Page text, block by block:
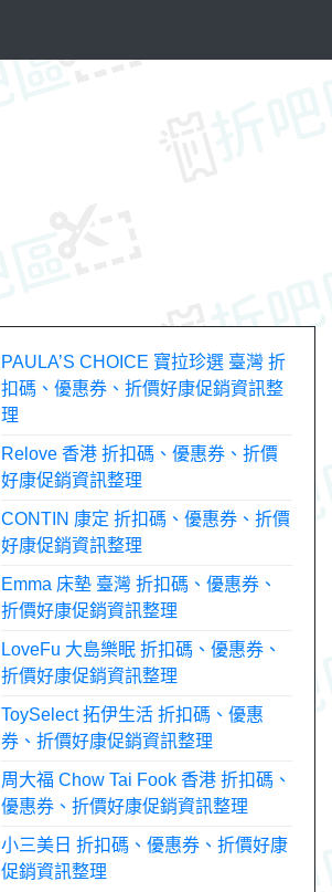
PAULA’S CHOICE 寶拉珍選 臺灣 折
扣碼、優惠券、折價好康促銷資訊整
理
Relove 香港 折扣碼、優惠券、折價
好康促銷資訊整理
CONTIN 康定 折扣碼、優惠券、折價
好康促銷資訊整理
Emma 床墊 臺灣 折扣碼、優惠券、
折價好康促銷資訊整理
LoveFu 大島樂眠 折扣碼、優惠券、
折價好康促銷資訊整理
ToySelect 拓伊生活 折扣碼、優惠
券、折價好康促銷資訊整理
周大福 Chow Tai Fook 香港 折扣碼、
優惠券、折價好康促銷資訊整理
小三美日 折扣碼、優惠券、折價好康
促銷資訊整理